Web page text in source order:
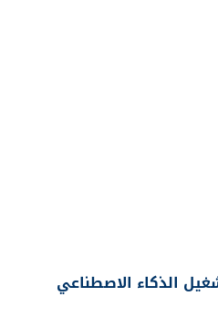
الذكاء الاصطناعي